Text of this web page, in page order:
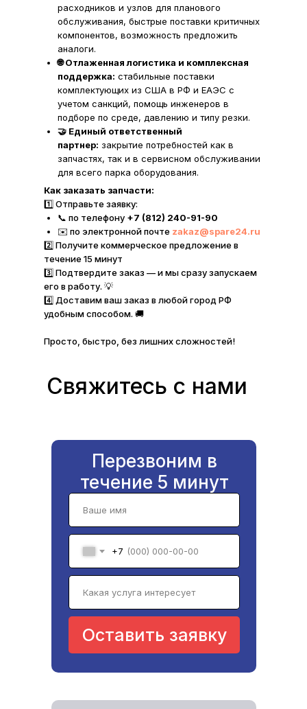
Как заказать запчасти:
1️⃣ Отправьте заявку:
📞 по телефону +7 (812) 240-91-90
✉️ по электронной почте zakaz@spare24.ru
2️⃣ Получите коммерческое предложение в
течение 15 минут
3️⃣ Подтвердите заказ — и мы сразу запускаем
его в работу. 💡
4️⃣ Доставим ваш заказ в любой город РФ
удобным способом. 🚚
Просто, быстро, без лишних сложностей!
расходников и узлов для планового
обслуживания, быстрые поставки критичных
компонентов, возможность предложить
аналоги.
🌐 Отлаженная логистика и комплексная
поддержка: стабильные поставки
комплектующих из США в РФ и ЕАЭС с
учетом санкций, помощь инженеров в
подборе по среде, давлению и типу резки.
🤝 Единый ответственный
партнер: закрытие потребностей как в
запчастях, так и в сервисном обслуживании
для всего парка оборудования.
Свяжитесь с нами
+7
Оставить заявку
Перезвоним в
течение 5 минут